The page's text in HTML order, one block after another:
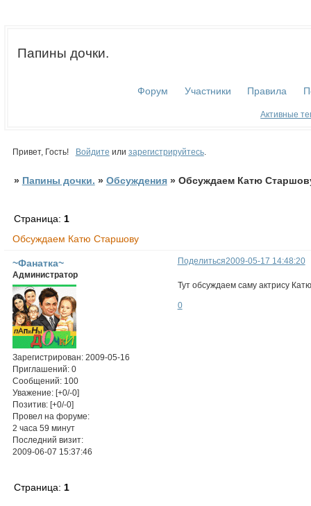
Папины дочки.
Форум Участники Правила
Активные
Привет, Гость! Войдите или зарегистрируйтесь.
» Папины дочки. » Обсуждения » Обсуждаем Катю
Обсуждаем Катю Старшову
Страница: 1
Поделиться2009-05-17 14:48:20
~Фанатка~
Администратор
Зарегистрирован: 2009-05-16
Приглашений: 0
Сообщений: 100
Уважение: [+0/-0]
Позитив: [+0/-0]
Провел на форуме:
2 часа 59 минут
Последний визит:
2009-06-07 15:37:46
Тут обсуждаем саму актрису
0
Страница: 1